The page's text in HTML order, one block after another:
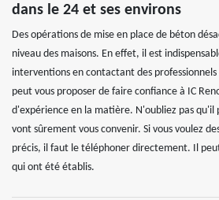
dans le 24 et ses environs
Des opérations de mise en place de béton
niveau des maisons. En effet, il est
interventions en contactant des
peut vous proposer de faire confiance à IC
d'expérience en la matière. N'oubliez pas qu'il
vont sûrement vous convenir. Si vous voulez
précis, il faut le téléphoner directement. Il
qui ont été établis.